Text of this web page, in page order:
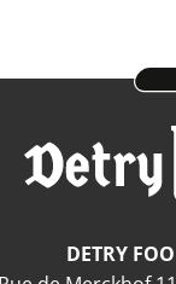
DETRY